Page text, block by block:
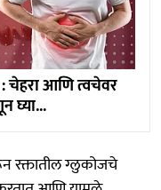
चेहरा आणि त्वचेवर
घ्या...
रक्तातील ग्लुकोजचे